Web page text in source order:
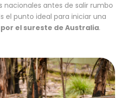
nacionales antes de salir rumbo
el punto ideal para iniciar una
el sureste de Australia.